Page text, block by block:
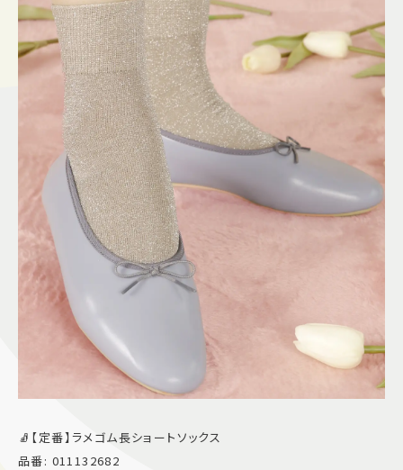
🧦【定番】ラメゴム長ショートソックス
品番: 011132682